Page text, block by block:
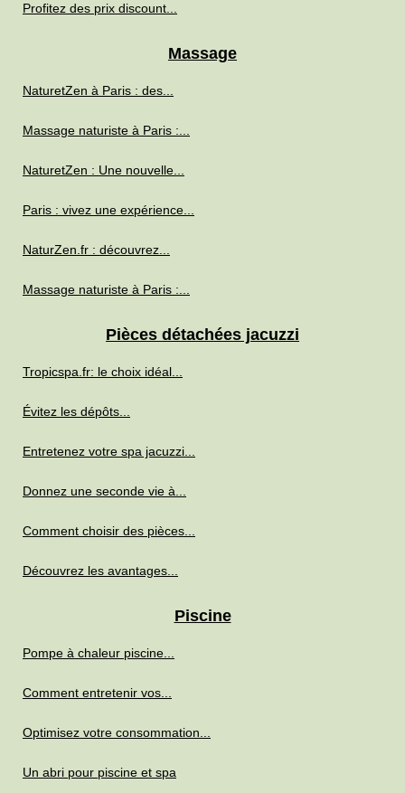
Profitez des prix discount...
Massage
NaturetZen à Paris : des...
Massage naturiste à Paris :...
NaturetZen : Une nouvelle...
Paris : vivez une expérience...
NaturZen.fr : découvrez...
Massage naturiste à Paris :...
Pièces détachées jacuzzi
Tropicspa.fr: le choix idéal...
Évitez les dépôts...
Entretenez votre spa jacuzzi...
Donnez une seconde vie à...
Comment choisir des pièces...
Découvrez les avantages...
Piscine
Pompe à chaleur piscine...
Comment entretenir vos...
Optimisez votre consommation...
Un abri pour piscine et spa